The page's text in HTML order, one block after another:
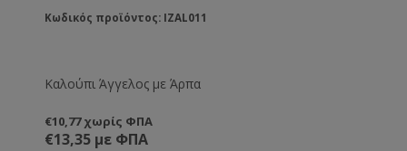
Κωδικός προϊόντος: IZAL011
Καλούπι Άγγελος με Άρπα
€10,77 χωρίς ΦΠΑ
€13,35 με ΦΠΑ